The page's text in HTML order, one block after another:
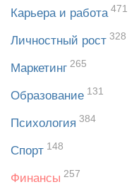
Карьера и работа 471
Личностный рост 328
Маркетинг 265
Образование 131
Психология 384
Спорт 148
Финансы 257